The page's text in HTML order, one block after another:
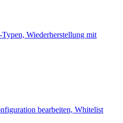
Wiederherstellung mit
bearbeiten, Whitelist